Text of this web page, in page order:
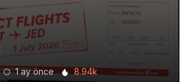
1 ay önce 8.94k